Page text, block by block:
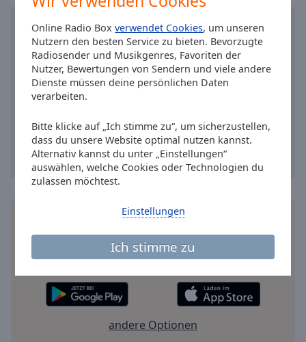
Online Radio Boxverwendet Cookies, um unseren
Nutzern den besten Service zu bieten. Bevorzugte
Radiosender und Musikgenres, Favoriten der
Nutzer, Bewertungen von Sendern und viele andere
Dienste müssen deine persönlichen Daten
verarbeiten.
Bitte klicke auf „Ich stimme zu“, um sicherzustellen,
dass du unsere Website optimal nutzen kannst.
Alternativ kannst du unter „Einstellungen“
auswählen, welche Cookies oder Technologien du
zulassen möchtest.
Ich stimme zu
Einstellungen
dialog
Installieren Sie gratisGratisapp
Smartphone die Online Radio Box-App und hören
Sie Ihr Lieblingsradio online an, wo Sie immer
wollen.
andere Optionen